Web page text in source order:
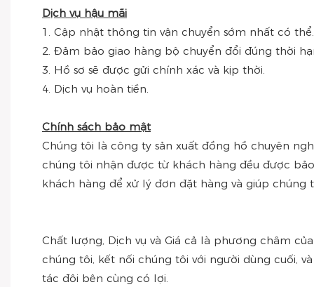
Dịch vụ hậu mãi
1. Cập nhật thông tin vận chuyển sớm nhất có thể.
2. Đảm bảo giao hàng bộ chuyển đổi đúng thời
3. Hồ sơ sẽ được gửi chính xác và kịp thời.
4. Dịch vụ hoàn tiền.
Chính sách bảo mật
Chúng tôi là công ty sản xuất đồng hồ chuyên
chúng tôi nhận được từ khách hàng đều được
khách hàng để xử lý đơn đặt hàng và giúp
Chất lượng, Dịch vụ và Giá cả là phương châm
chúng tôi, kết nối chúng tôi với người dùng cuối,
tác đôi bên cùng có lợi.